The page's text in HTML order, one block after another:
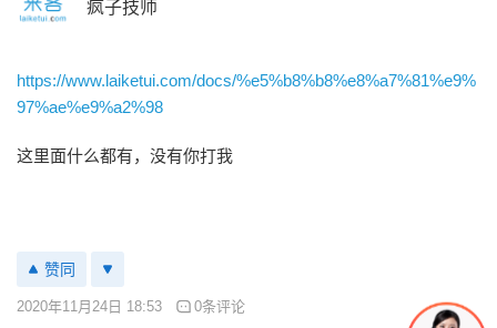
疯子技师
https://www.laiketui.com/docs/%e5%b8%b8%e8%a7%81%e9%
97%ae%e9%a2%98
这里面什么都有，没有你打我
赞同
2020年11月24日 18:53 0条评论